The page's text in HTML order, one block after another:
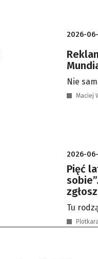
2026-
Nie
Maciej
2026-
Pięć
Tu